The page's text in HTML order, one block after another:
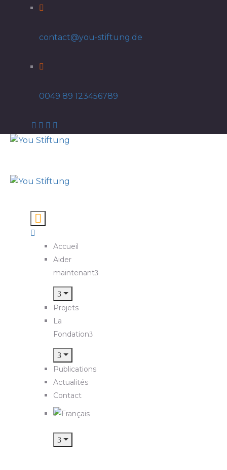
contact@you-stiftung.de
0049 89 123456789
Accueil
Aider
maintenant
Projets
La
Fondation
Publications
Actualités
Contact